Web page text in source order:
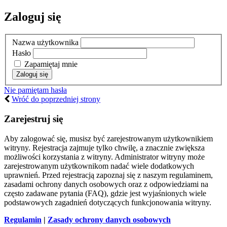
Zaloguj się
Nazwa użytkownika
Hasło
Zapamiętaj mnie
Nie pamiętam hasła
Wróć do poprzedniej strony
Zarejestruj się
Aby zalogować się, musisz być zarejestrowanym użytkownikiem
witryny. Rejestracja zajmuje tylko chwilę, a znacznie zwiększa
możliwości korzystania z witryny. Administrator witryny może
zarejestrowanym użytkownikom nadać wiele dodatkowych
uprawnień. Przed rejestracją zapoznaj się z naszym regulaminem,
zasadami ochrony danych osobowych oraz z odpowiedziami na
często zadawane pytania (FAQ), gdzie jest wyjaśnionych wiele
podstawowych zagadnień dotyczących funkcjonowania witryny.
Regulamin | Zasady ochrony danych osobowych